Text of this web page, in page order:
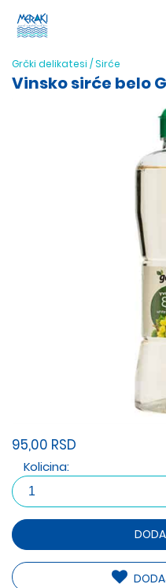
Grčki delikatesi /Sirće
Vinsko sirće belo
95,00 RSD
Kolicina: